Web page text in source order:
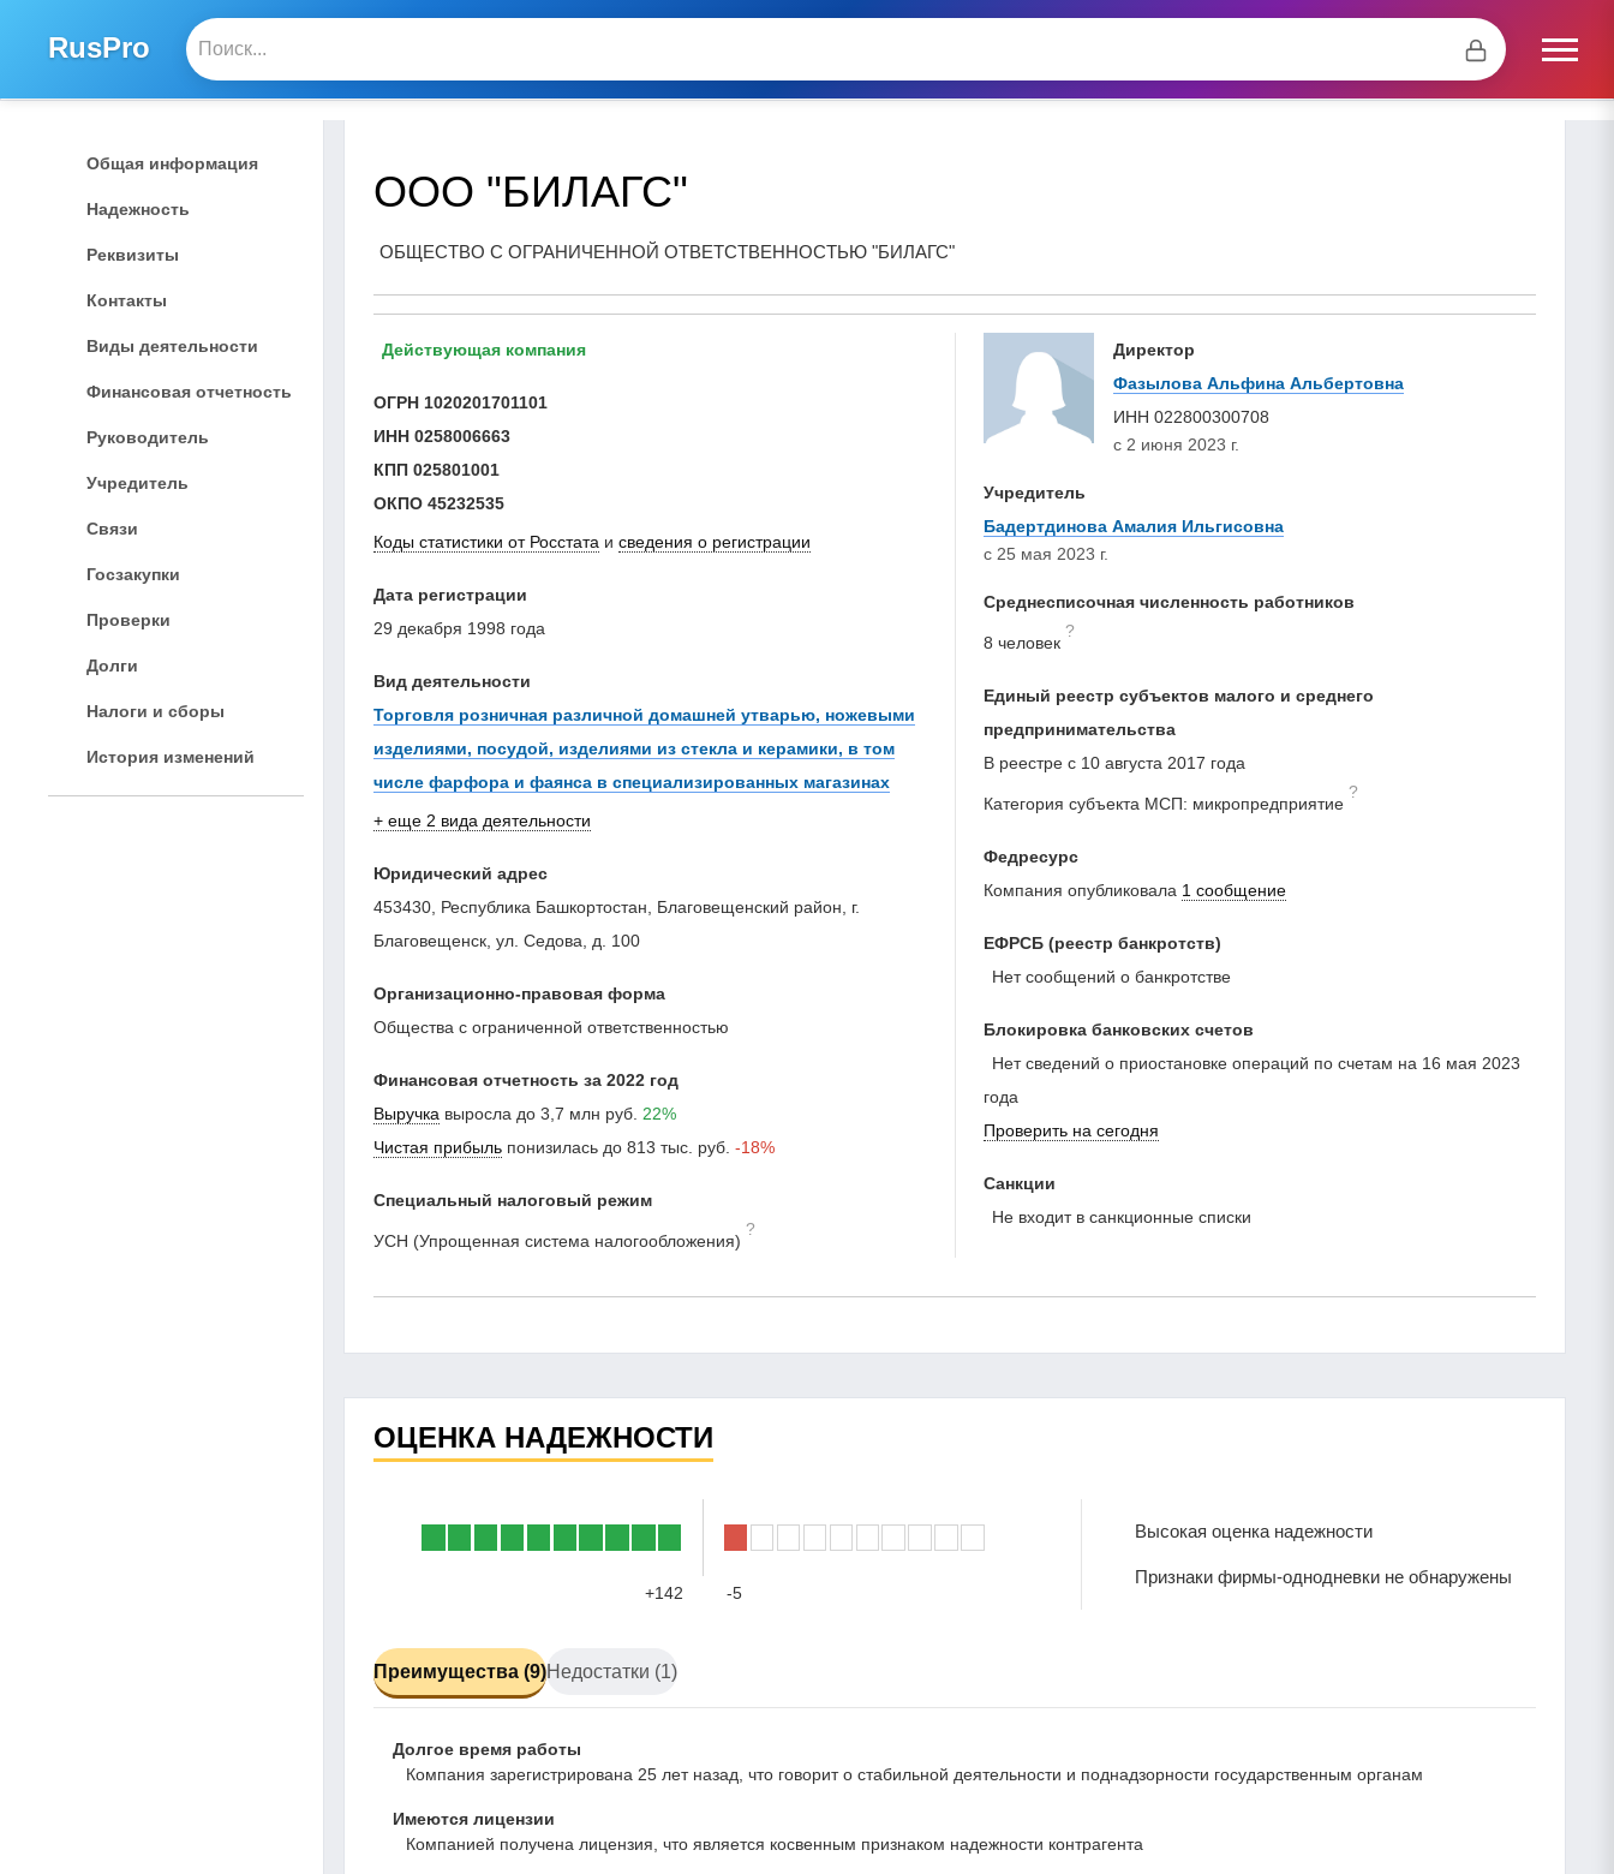
RusPro
Общая информация
Надежность
Реквизиты
Контакты
Виды деятельности
Финансовая отчетность
Руководитель
Учредитель
Связи
Госзакупки
Проверки
Долги
Налоги и сборы
История изменений
ООО "БИЛАГС"
ОБЩЕСТВО С ОГРАНИЧЕННОЙ ОТВЕТСТВЕННОСТЬЮ "БИЛАГС"
Действующая компания
ОГРН 1020201701101
ИНН 0258006663
КПП 025801001
ОКПО 45232535
Коды статистики от Росстата и сведения о регистрации
Дата регистрации
29 декабря 1998 года
Вид деятельности
Торговля розничная различной домашней утварью, ножевыми
изделиями, посудой, изделиями из стекла и керамики, в том
числе фарфора и фаянса в специализированных магазинах
+ еще 2 вида деятельности
Юридический адрес
453430, Республика Башкортостан, Благовещенский район, г.
Благовещенск, ул. Седова, д. 100
Организационно-правовая форма
Общества с ограниченной ответственностью
Финансовая отчетность за 2022 год
Выручка выросла до 3,7 млн руб. 22%
Чистая прибыль понизилась до 813 тыс. руб. -18%
Специальный налоговый режим
УСН (Упрощенная система налогообложения)
?
Директор
Фазылова Альфина Альбертовна
ИНН 022800300708
с 2 июня 2023 г.
Учредитель
Бадертдинова Амалия Ильгисовна
с 25 мая 2023 г.
Среднесписочная численность работников
8 человек
?
Единый реестр субъектов малого и среднего
предпринимательства
В реестре с 10 августа 2017 года
Категория субъекта МСП: микропредприятие
?
Федресурс
Компания опубликовала 1 сообщение
ЕФРСБ (реестр банкротств)
Нет сообщений о банкротстве
Блокировка банковских счетов
Нет сведений о приостановке операций по счетам на 16 мая 2023
года
Проверить на сегодня
Санкции
Не входит в санкционные списки
ОЦЕНКА НАДЕЖНОСТИ
+142 -5
Высокая оценка надежности
Признаки фирмы-однодневки не обнаружены
Преимущества (9)Недостатки (1)
Долгое время работы
Компания зарегистрирована 25 лет назад, что говорит о стабильной деятельности и поднадзорности государственным органам
Имеются лицензии
Компанией получена лицензия, что является косвенным признаком надежности контрагента